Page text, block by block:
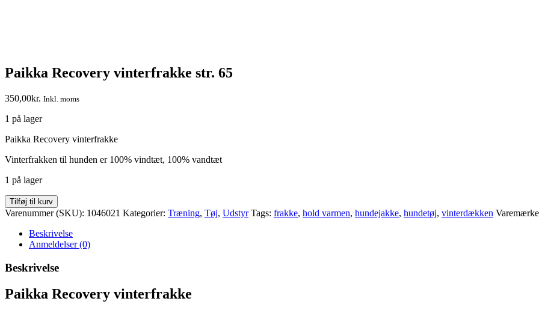
Paikka Recovery vinterfrakke str. 65
350,00kr. Inkl. moms
1 på lager
Paikka Recovery vinterfrakke
Vinterfrakken til hunden er 100% vindtæt, 100% vandtæt
1 på lager
Paikka
Recovery
Tilføj til kurv
Varenummer (SKU): 1046021 Kategorier: Træning, Tøj, Udstyr Tags: frakke, hold varmen, hundejakke, hundetøj, vinterdækken
Beskrivelse
Anmeldelser (0)
Beskrivelse
Paikka Recovery vinterfrakke